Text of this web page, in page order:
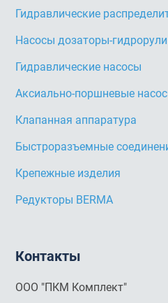
Гидравлические
Насосы дозаторы-гидрорули
Гидравлические насосы
Аксиально-поршневые
Клапанная аппаратура
Быстроразъемные
Крепежные изделия
Редукторы BERMA
Контакты
ООО "ПКМ Комплект"